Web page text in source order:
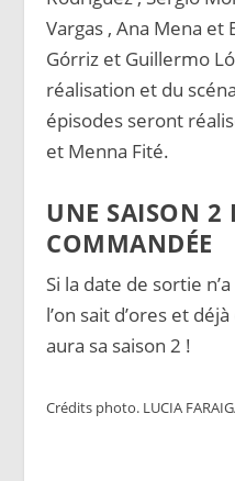
Vargas , Ana Mena et
Górriz et Guillermo
réalisation et du
épisodes seront
et Menna Fité.
UNE SAISON 2
COMMANDÉE
Si la date de sortie
l’on sait d’ores et
aura sa saison 2 !
Crédits photo. LUCIA